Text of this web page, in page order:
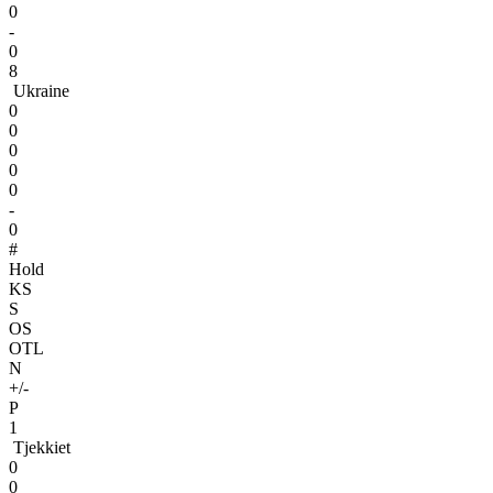
0
-
0
8
Ukraine
0
0
0
0
0
-
0
#
Hold
KS
S
OS
OTL
N
+/-
P
1
Tjekkiet
0
0